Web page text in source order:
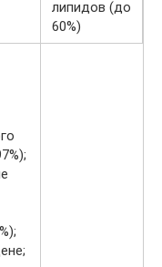
липидов (до
60%)